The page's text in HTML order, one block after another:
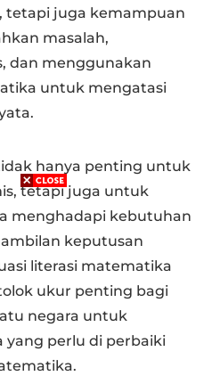
tetapi juga kemampuan
masalah,
dan menggunakan
untuk mengatasi
hanya penting untuk
tetapi juga untuk
menghadapi kebutuhan
keputusan
literasi matematika
ukur penting bagi
negara untuk
yang perlu di perbaiki